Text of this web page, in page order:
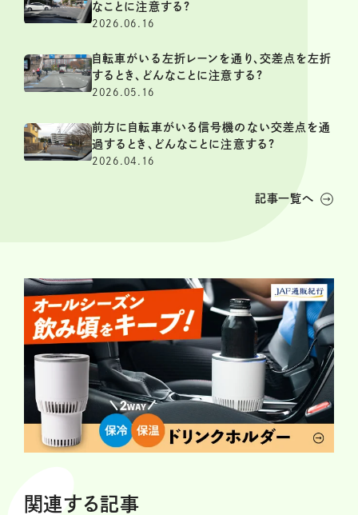
なことに注意する?
2026.06.16
自転車がいる左折レーンを通り、交差点を左折
するとき、どんなことに注意する?
2026.05.16
前方に自転車がいる信号機のない交差点を通
過するとき、どんなことに注意する?
2026.04.16
記事一覧へ
関連する記事